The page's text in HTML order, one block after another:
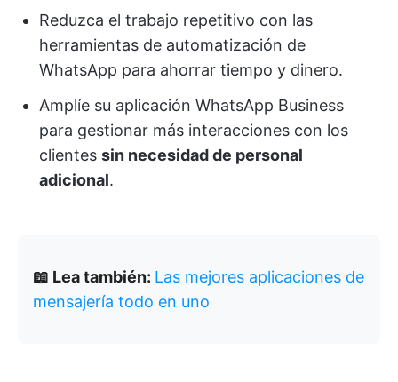
Reduzca el trabajo repetitivo con las
herramientas de automatización de
WhatsApp para ahorrar tiempo y dinero.
Amplíe su aplicación WhatsApp Business
para gestionar más interacciones con los
clientes sin necesidad de personal
adicional.
📖 Lea también: Las mejores aplicaciones de
mensajería todo en uno